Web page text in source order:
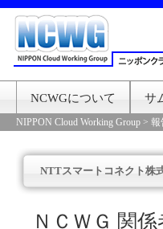
NCWGについて サ
NIPPON Cloud Working Group > 報
NTTスマートコネクト株
ＮＣＷＧ 関